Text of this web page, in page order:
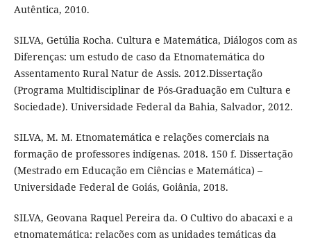
Autêntica, 2010.
SILVA, Getúlia Rocha. Cultura e Matemática, Diálogos com as
Diferenças: um estudo de caso da Etnomatemática do
Assentamento Rural Natur de Assis. 2012.Dissertação
(Programa Multidisciplinar de Pós-Graduação em Cultura e
Sociedade). Universidade Federal da Bahia, Salvador, 2012.
SILVA, M. M. Etnomatemática e relações comerciais na
formação de professores indígenas. 2018. 150 f. Dissertação
(Mestrado em Educação em Ciências e Matemática) –
Universidade Federal de Goiás, Goiânia, 2018.
SILVA, Geovana Raquel Pereira da. O Cultivo do abacaxi e a
etnomatemática: relações com as unidades temáticas da